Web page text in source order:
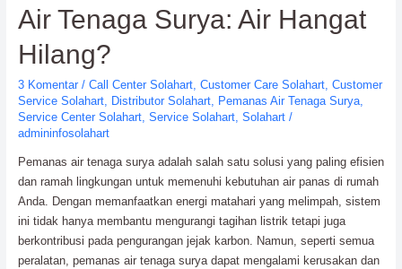
Air Tenaga Surya: Air Hangat
Hilang?
3 Komentar / Call Center Solahart, Customer Care Solahart, Customer
Service Solahart, Distributor Solahart, Pemanas Air Tenaga Surya,
Service Center Solahart, Service Solahart, Solahart/
admininfosolahart
Pemanas air tenaga surya adalah salah satu solusi yang paling efisien
dan ramah lingkungan untuk memenuhi kebutuhan air panas di rumah
Anda. Dengan memanfaatkan energi matahari yang melimpah, sistem
ini tidak hanya membantu mengurangi tagihan listrik tetapi juga
berkontribusi pada pengurangan jejak karbon. Namun, seperti semua
peralatan, pemanas air tenaga surya dapat mengalami kerusakan dan